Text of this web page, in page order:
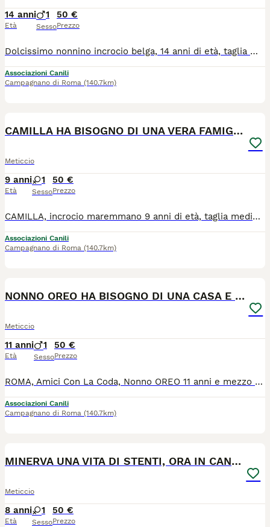
14 anni
Età
1
Sesso
50 €
Prezzo
Dolcissimo nonnino incrocio belga, 14 anni di età, taglia media 25 kg di peso. Noè insieme ai suoi fratelli è stato portato circa 2 anni fa presso il nostro rifugio con la promessa di venire al più presto a riprenderli, provvedendo al loro mantenimento. Solo per uno di loro abbiamo trovato adozione, mentre per Noè e Nerone il nulla. Noè ama ricevere coccole ed è ancora molto fiducioso nei confronti degli umani. Adora fare passeggiate ed è un cane che non dimostra la sua età è molto allegro e giocoso. Ci rendiamo conto che chiediamo un vero miracolo... intanto chiediamo almeno un'adozione a distanza. Noè è in regola con l'iter sanitario, è sterilizzato e negativo alla leishmania.
Associazioni Canili
Campagnano di Roma (140.7km)
CAMILLA HA BISOGNO DI UNA VERA FAMIGLIA, AIUTALA
Meticcio
9 anni
Età
1
Sesso
50 €
Prezzo
CAMILLA, incrocio maremmano 9 anni di età, taglia medio grande Camilla era di proprietà di un pastore che venuto a mancare è rimasta nella proprietà accudita da alcuni volontari, finchè qualche anno fa si è ammalata ed è stata recuperata per essere curata. Camilla alla fine è rimasta da noi, ora sta bene e vive libera in un grande recinto insieme ad altri maremmani. Camilla è in regola con l'iter sanitario e la leishmania è stata curata tre anni fa e da allora sta benissimo. Camilla va d'accordo con i suoi simili, con i gatti e con ogni forma vivente, timida con gli umani ma molto buona e dolce. GLI AFFETTI NON SI COMPRANO, SI ADOTTANO. SALVARE UN ESSERE IN DIFFICOLTA' E' UN GRANDE ATTO DI UMANITA' E CIVILTA'. PER OGNI CANE E GATTO ACQUISTATO IN ALLEVAMENTO O FATTO NASCERE IN CASA, CE NE SARA' UN ALTRO CHE TRASCORRERA' TUTTA LA SUA ESISTENZA DIETRO LE SBARRE DI UN CANILE. RIFLETTI!
Associazioni Canili
Campagnano di Roma (140.7km)
NONNO OREO HA BISOGNO DI UNA CASA E TANTO AMORE
Meticcio
11 anni
Età
1
Sesso
50 €
Prezzo
ROMA, Amici Con La Coda, Nonno OREO 11 anni e mezzo di età, taglia medio piccola solo 11 kg di peso. Oreo ha vissuto in casa per anni e poi la rinuncia. Oggi vive in una pensione e piange disperato perché si sente solo. Oreo va d'accordo con I suoi simili e va a guinzaglio perfettamente. OREO gode di ottima salute è vaccinato, sterilizzato, negativo alla leishmania e microchippato. OREO ha bisogno di TE, ha bisogno d'amore, ha bisogno di sentirsi finalmente amato e al sicuro, ti preghiamo di scegliere di aprirgli le porte del tuo cuore e della tua casa. Non passare oltre, scegli di aiutare OREO e scegli di accoglierlo nella tua vita, questa è la nostra supplica. Si trova a Roma, ma è adottabile in tutto il centro e nord Italia. GLI AFFETTI NON SI COMPRANO, SI ADOTTANO. SALVARE UN ESSERE IN DIFFICOLTA' E' UN GRANDE ATTO DI UMANITA' E CIVILTA'. PER OGNI CANE ACQUISTATO IN ALLEVAMENTO O FATTO NASCERE IN CASA, CE NE SARA' UN ALTRO CHE TRASCORRERA' TUTTA LA SUA ESISTENZA DIETRO LE SBARRE DI UN CANILE. RIFLETTI!!!!
Associazioni Canili
Campagnano di Roma (140.7km)
MINERVA UNA VITA DI STENTI, ORA IN CANLE
Meticcio
8 anni
Età
1
Sesso
50 €
Prezzo